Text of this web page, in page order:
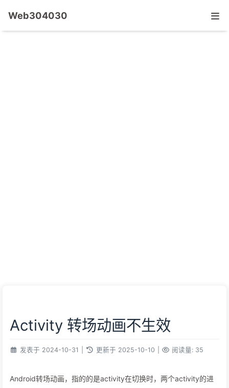
Web304030
Activity 转场动画不生效
发表于 2024-10-31 更新于 2025-10-10 阅读量: 35
Android转场动画，指的的是activity在切换时，两个activity的进